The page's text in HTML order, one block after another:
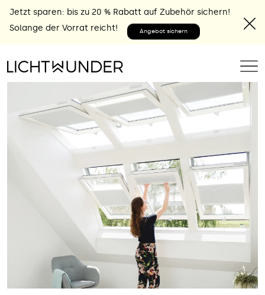
Jetzt sparen: bis zu 20 % Rabatt auf Zubehör sichern!
Solange der Vorrat reicht!
Angebot sichern